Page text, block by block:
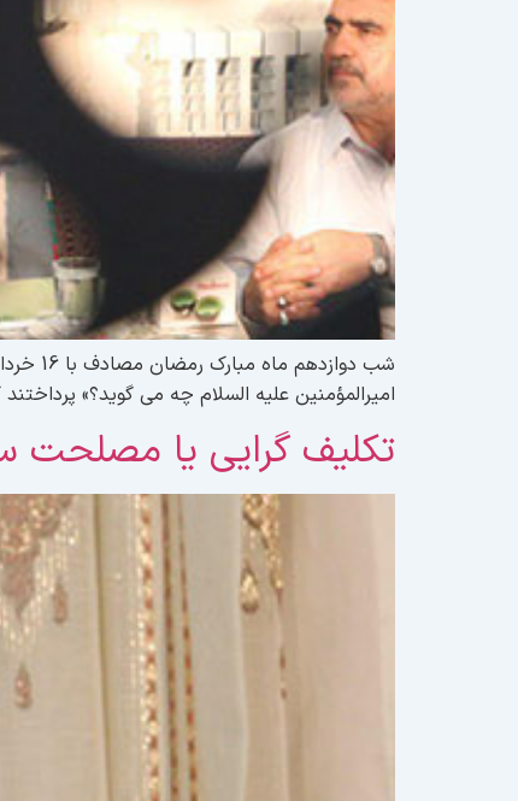
امیرالمؤمنین علیه السلام چه می گوید؟»
تکلیف گرایی یا